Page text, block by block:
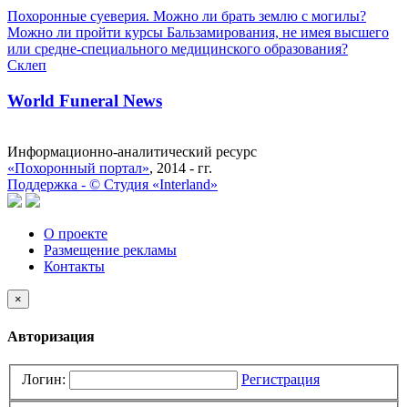
Похоронные суеверия. Можно ли брать землю с могилы?
Можно ли пройти курсы Бальзамирования, не имея высшего
или средне-специального медицинского образования?
Склеп
World Funeral News
Информационно-аналитический ресурс
«Похоронный портал», 2014 - гг.
Поддержка - © Cтудия «Interland»
О проекте
Размещение рекламы
Контакты
×
Авторизация
Логин: Регистрация